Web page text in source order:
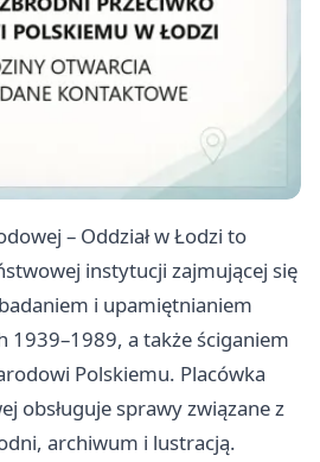
– Oddział w Łodzi to
instytucji zajmującej się
i upamiętnianiem
1939–1989, a także ściganiem
Polskiemu. Placówka
obsługuje sprawy związane z
archiwum i lustracją.